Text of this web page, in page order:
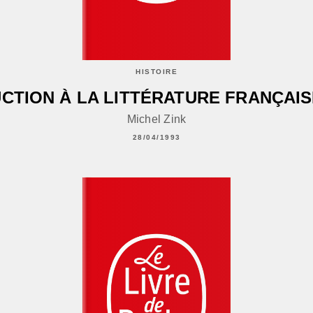
HISTOIRE
À LA LITTÉRATURE
Michel Zink
28/04/1993